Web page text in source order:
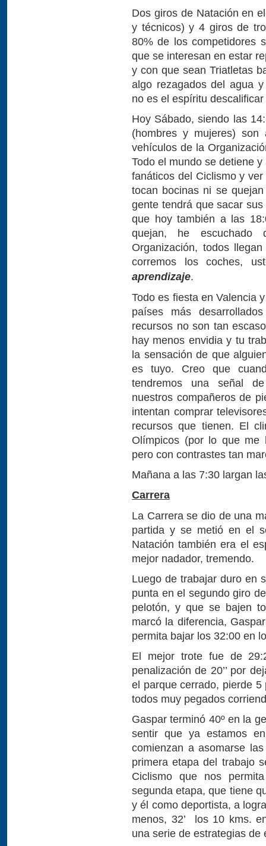
Dos giros de Natación en
y técnicos) y 4 giros de
80% de los competidores
que se interesan en estar
y con que sean Triatletas
algo rezagados del agua
no es el espíritu
Hoy Sábado, siendo las
(hombres y mujeres)
vehículos de la
Todo el mundo se detiene
fanáticos del Ciclismo y
tocan bocinas ni se
gente tendrá que sacar
que hoy también a las
quejan, he
Organización, todos
corremos los coches,
aprendizaje.
Todo es fiesta en Valencia
países más
recursos no son tan
hay menos envidia y tu
la sensación de que
es tuyo. Creo que
tendremos una señal
nuestros compañeros de
intentan comprar
recursos que tienen. El
Olímpicos (por lo que me
pero con contrastes tan
Mañana a las 7:30 largan
Carrera
La Carrera se dio de una
partida y se metió en el
Natación también era el
mejor nadador, tremendo.
Luego de trabajar duro en
punta en el segundo giro
pelotón, y que se bajen
marcó la diferencia,
permita bajar los 32:00 en
El mejor trote fue de
penalización de 20’’ por
el parque cerrado, pierde
todos muy pegados
Gaspar terminó 40º en la
sentir que ya estamos
comienzan a asomarse
primera etapa del trabajo
Ciclismo que nos
segunda etapa, que tiene
y él como deportista, a
menos, 32’ los 10 kms.
una serie de estrategias